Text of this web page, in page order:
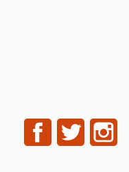
FacebookTwitter